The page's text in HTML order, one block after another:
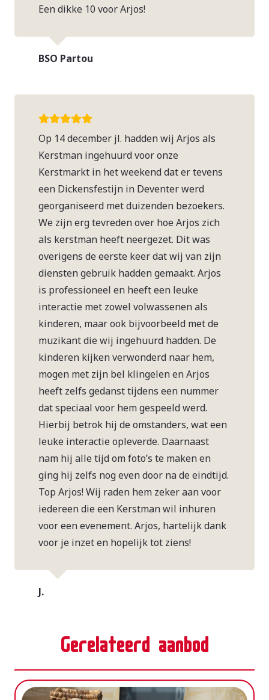
Een dikke 10 voor Arjos!
BSO Partou
Op 14 december jl. hadden wij Arjos als
Kerstman ingehuurd voor onze
Kerstmarkt in het weekend dat er tevens
een Dickensfestijn in Deventer werd
georganiseerd met duizenden bezoekers.
We zijn erg tevreden over hoe Arjos zich
als kerstman heeft neergezet. Dit was
overigens de eerste keer dat wij van zijn
diensten gebruik hadden gemaakt. Arjos
is professioneel en heeft een leuke
interactie met zowel volwassenen als
kinderen, maar ook bijvoorbeeld met de
muzikant die wij ingehuurd hadden. De
kinderen kijken verwonderd naar hem,
mogen met zijn bel klingelen en Arjos
heeft zelfs gedanst tijdens een nummer
dat speciaal voor hem gespeeld werd.
Hierbij betrok hij de omstanders, wat een
leuke interactie opleverde. Daarnaast
nam hij alle tijd om foto’s te maken en
ging hij zelfs nog even door na de eindtijd.
Top Arjos! Wij raden hem zeker aan voor
iedereen die een Kerstman wil inhuren
voor een evenement. Arjos, hartelijk dank
voor je inzet en hopelijk tot ziens!
J.
Gerelateerd aanbod